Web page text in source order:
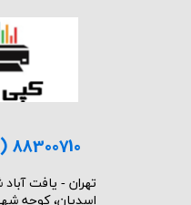
88300710
​تهران - یافت
اسدیان، کوچه